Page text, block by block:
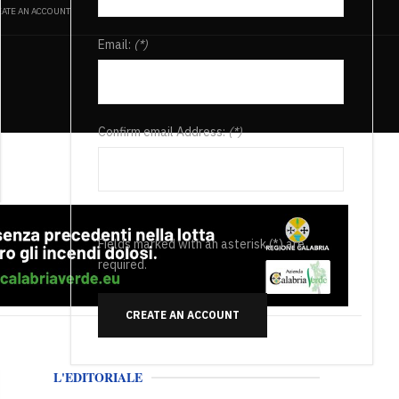
AN ACCOUNT
Email: (*)
Confirm email Address:(*)
Fields marked with an asterisk (*) are
required.
CREATE AN ACCOUNT
L'EDITORIALE